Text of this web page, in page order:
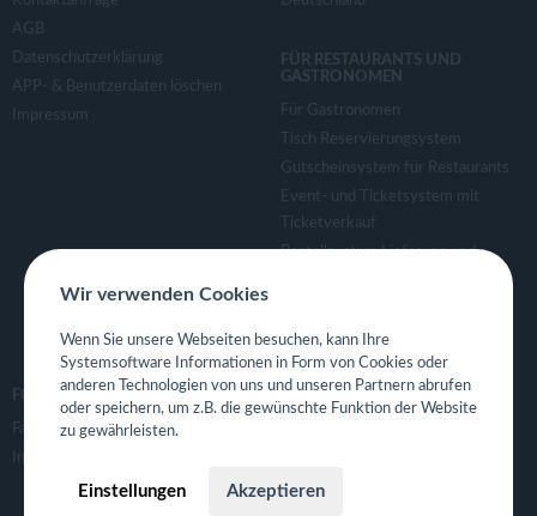
AGB
Datenschutzerklärung
APP- & Benutzerdaten löschen
Impressum
FÜR RESTAURANTS UND
GASTRONOMEN
Für Gastronomen
Tisch Reservierungsystem
Gutscheinsystem für Restaurants
Event- und Ticketsystem mit
Ticketverkauf
Bestellsystem Lieferung und
Eigene App für Restaurant
FOLGE UNS
Facebook
Instagram
Wir verwenden Cookies
Wenn Sie unsere Webseiten besuchen, kann Ihre
Systemsoftware Informationen in Form von Cookies oder
anderen Technologien von uns und unseren Partnern abrufen
oder speichern, um z.B. die gewünschte Funktion der Website
zu gewährleisten.
Einstellungen Akzeptieren